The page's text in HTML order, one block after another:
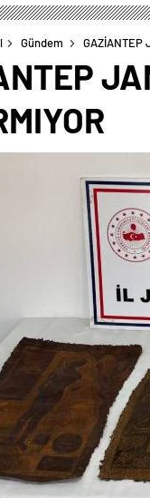
Gündem GAZİANTEP